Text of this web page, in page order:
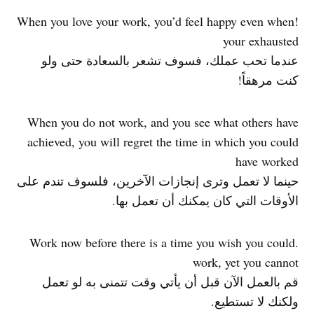
!When you love your work, you’d feel happy even when
your exhausted
عندما تحب عملك، فسوف تشعر بالسعادة حتى ولو
كنت مرهقاً!
When you do not work, and you see what others have
achieved, you will regret the time in which you could
have worked
حينما لا تعمل وترى إنجازات الآخرين، فلسوف تندم على
الأوقات التي كان يمكنك أن تعمل بها.
.Work now before there is a time you wish you could
work, yet you cannot
قم بالعمل الآن قبل أن يأتي وقت تتمنى به لو تعمل
ولكنك لا تستطيع.